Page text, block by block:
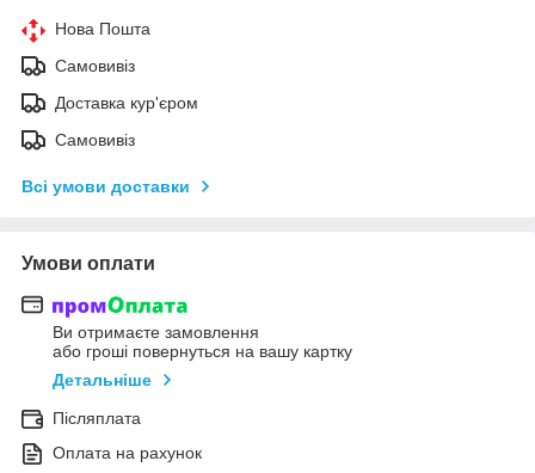
Нова Пошта
Самовивіз
Доставка кур'єром
Самовивіз
Всі умови доставки
Умови оплати
Ви отримаєте замовлення
або гроші повернуться на вашу картку
Детальніше
Післяплата
Оплата на рахунок